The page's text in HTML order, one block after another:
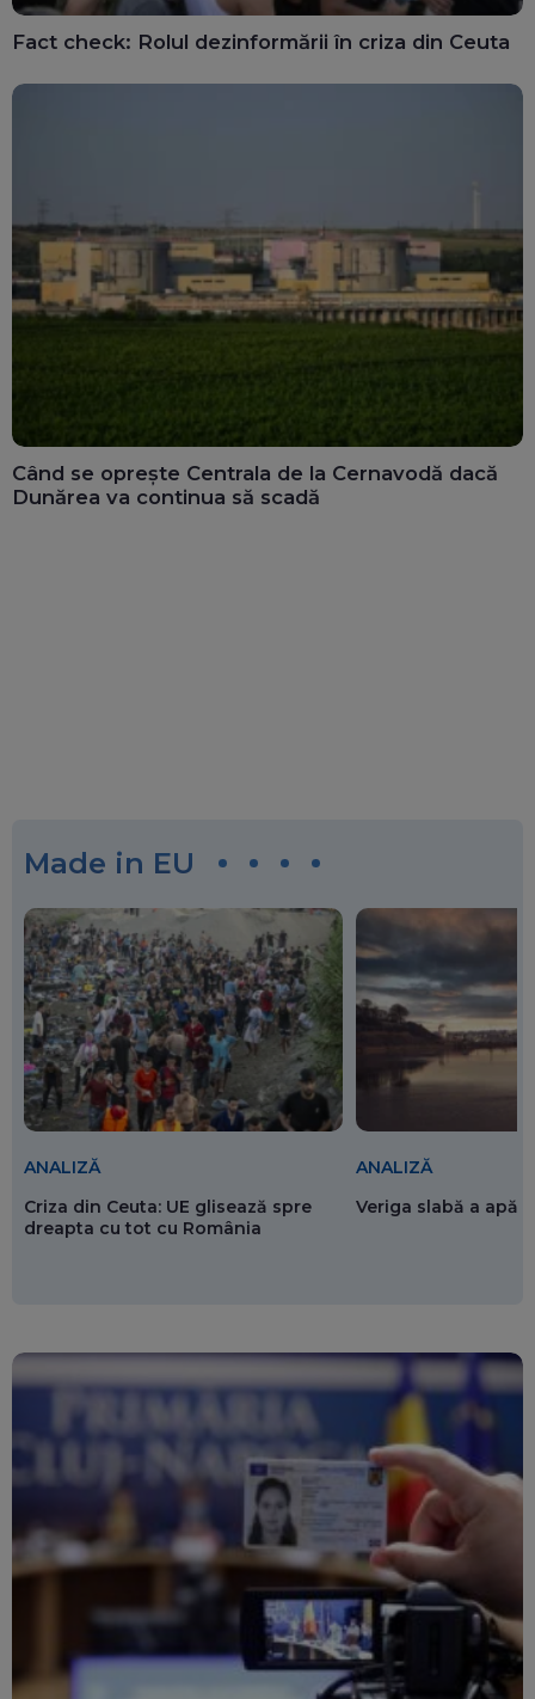
Fact check: Rolul dezinformării în criza din Ceuta
Când se oprește Centrala de la Cernavodă dacă
Dunărea va continua să scadă
Made in EU
ANALIZĂ
Criza din Ceuta: UE glisează spre
dreapta cu tot cu România
ANALIZĂ
Veriga slabă a